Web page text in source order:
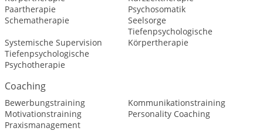
Paartherapie
Psychosomatik
Schematherapie
Seelsorge
Systemische Supervision
Tiefenpsychologische
Körpertherapie
Tiefenpsychologische
Psychotherapie
Coaching
Bewerbungstraining
Kommunikationstraining
Motivationstraining
Personality Coaching
Praxismanagement